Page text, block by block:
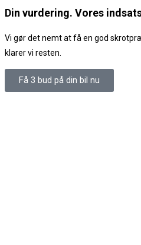
Din vurdering. Vores
Vi gør det nemt at få en god
klarer vi resten.
Få 3 bud på din bil nu